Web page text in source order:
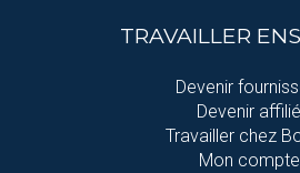
TRAVAILLER
Devenir
Devenir affilié
Travailler chez
Mon compte